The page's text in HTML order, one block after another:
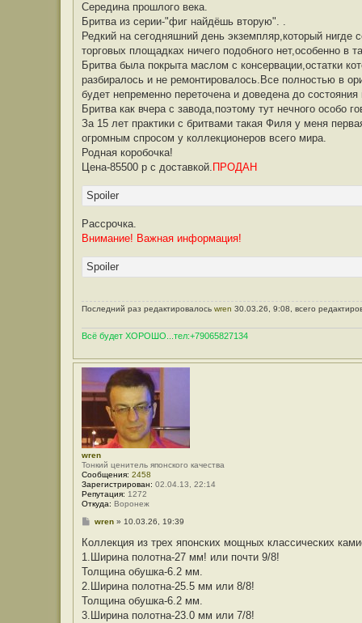
Середина прошлого века.
Бритва из серии-"фиг найдёшь вторую". .
Редкий на сегодняшний день экземпляр,который нигде
торговых площадках ничего подобного нет,особенно в
Бритва была покрыта маслом с консервации,остатки
разбиралось и не ремонтировалось.Все полностью в
будет непременно переточена и доведена до
Бритва как вчера с завода,поэтому тут нечного особо
За 15 лет практики с бритвами такая Филя у меня
огромным спросом у коллекционеров всего мира.
Родная коробочка!
Цена-85500 р с доставкой. ПРОДАН
Spoiler
Рассрочка.
Внимание! Важная информация!
Spoiler
Последний раз редактировалось wren 30.03.26, 9:08, всего
Всё будет ХОРОШО...тел:+79065827134
wren
Тонкий ценитель японского качества
Сообщения: 2458
Зарегистрирован: 02.04.13, 22:14
Репутация: 1272
Откуда: Воронеж
С
о
щ
е
и
е
wren» 10.03.26, 19:39
Коллекция из трех японских мощных классических
1.Ширина полотна-27 мм! или почти 9/8!
Толщина обушка-6.2 мм.
2.Ширина полотна-25.5 мм или 8/8!
Толщина обушка-6.2 мм.
3.Ширина полотна-23.0 мм или 7/8!